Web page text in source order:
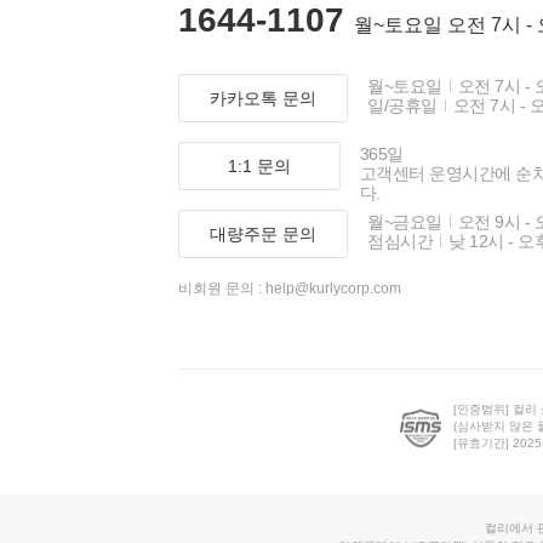
1644-1107 월~토요일 오전 7시 -
카카오톡 문의
월~토요일
오전 7시 -
일/공휴일
오전 7시 -
1:1 문의
365일
고객센터 운영시간에 순
다.
대량주문 문의
월~금요일
오전 9시 -
점심시간
낮 12시 - 오
비회원 문의 : help@kurlycorp.com
[인증범위] 컬리
(심사받지 않은
[유효기간]
컬리에서